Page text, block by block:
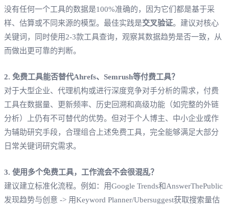
没有任何一个工具的数据是100%准确的，因为它们都是基于采
样、估算或不同来源的模型。最佳实践是交叉验证。建议对核心
关键词，同时使用2-3款工具查询，观察其数据趋势是否一致，从
而做出更可靠的判断。
2. 免费工具能否替代Ahrefs、Semrush等付费工具？
对于大型企业、代理机构或进行深度竞争对手分析的需求，付费
工具在数据量、更新频率、历史回溯和高级功能（如完整的外链
分析）上仍有不可替代的优势。但对于个人博主、中小企业或作
为辅助研究手段，合理组合上述免费工具，完全能够满足大部分
日常关键词研究需求。
3. 使用多个免费工具，工作流会不会很混乱？
建议建立标准化流程。例如：用Google Trends和AnswerThePublic
发现趋势与创意 -> 用Keyword Planner/Ubersuggest获取搜索量估